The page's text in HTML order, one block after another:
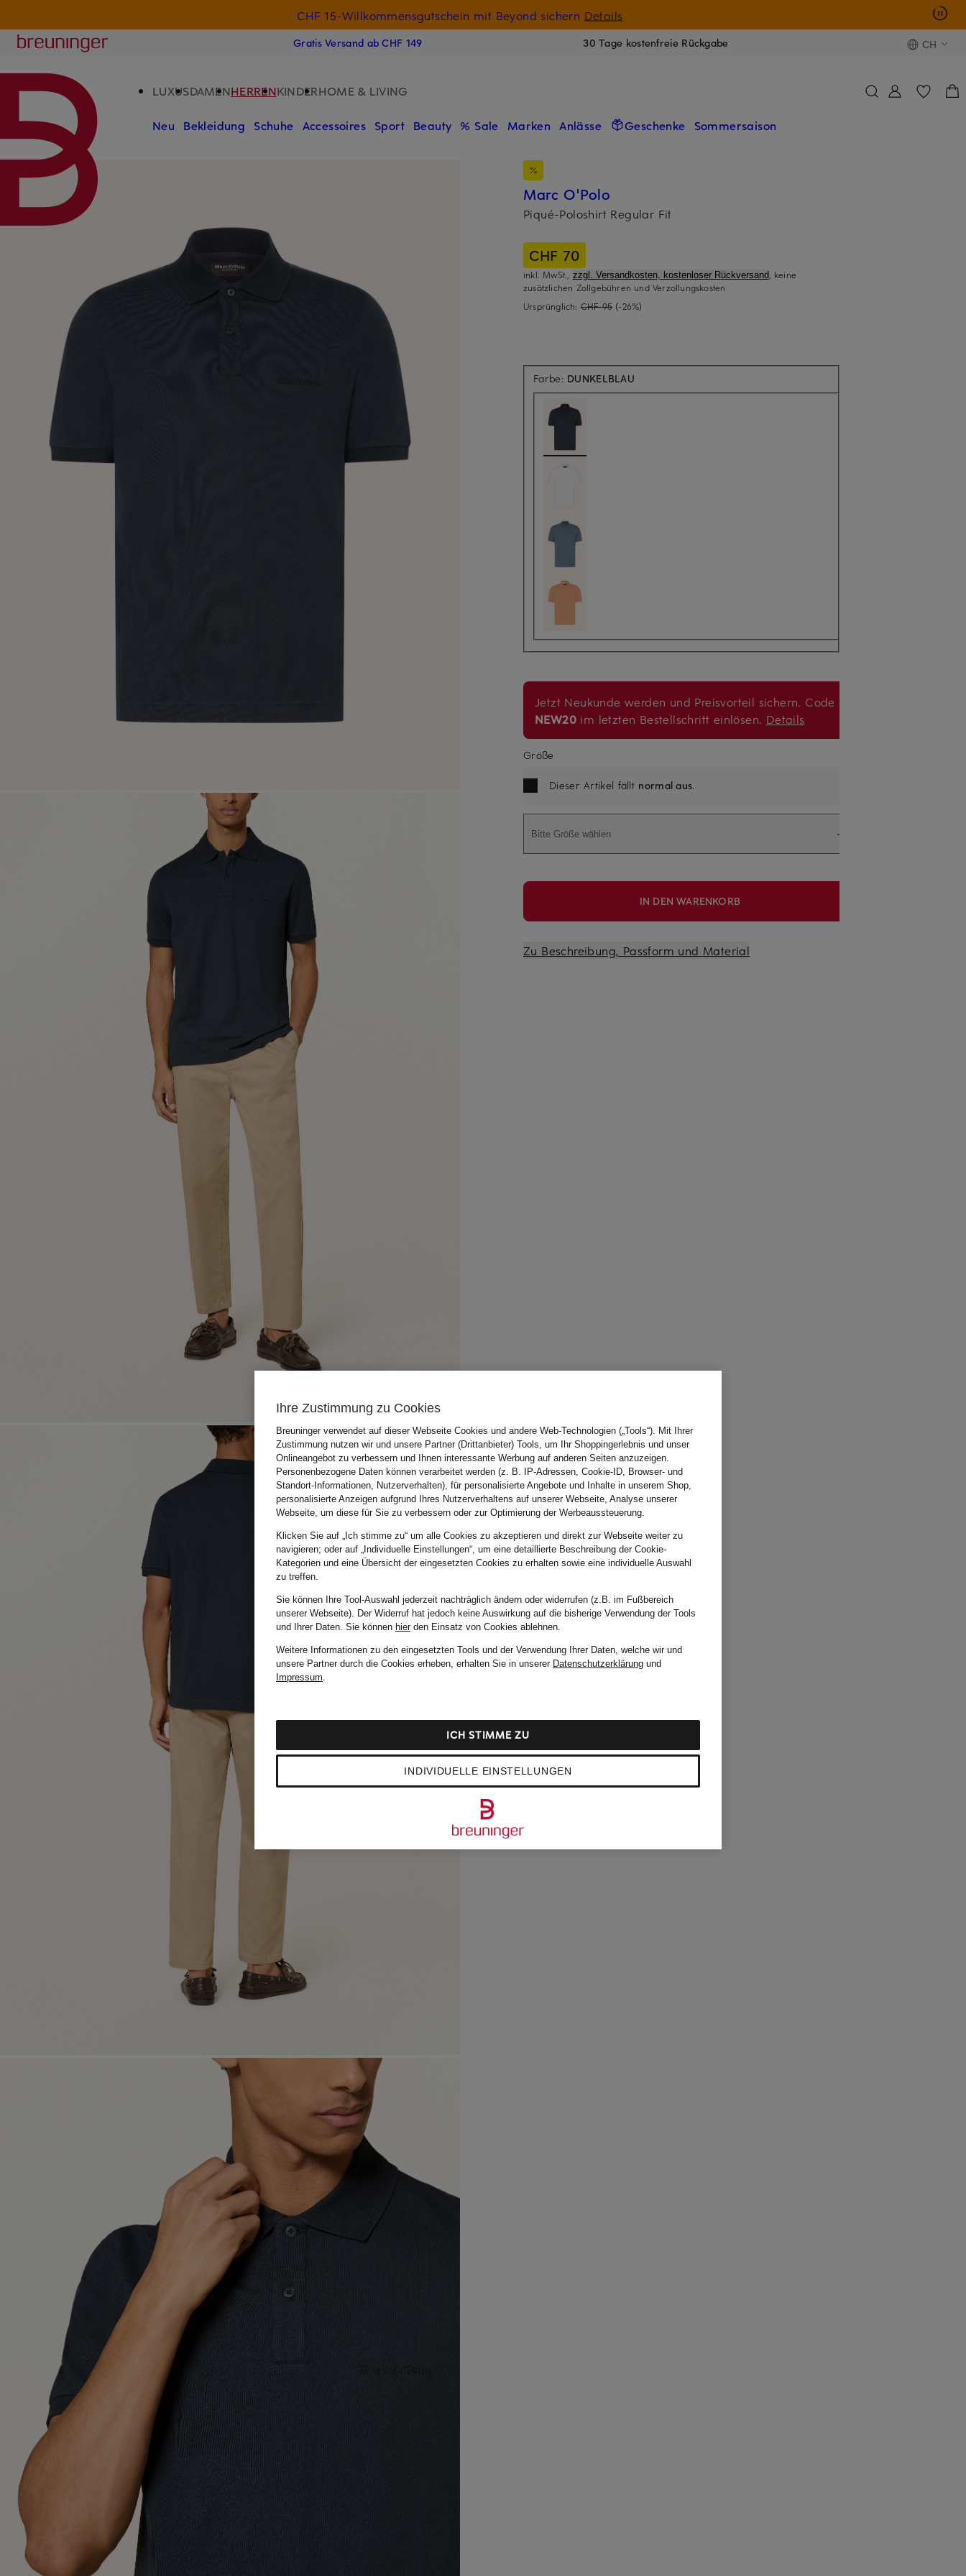
CHF 15-Willkommensgutschein mit Beyond sichern Details
Breuninger
Gratis Versand ab CHF 149 30 Tage kostenfreie Rückgabe CH
LUXUSDAMENHERRENKINDERHOME & LIVING
Neu Bekleidung Schuhe Accessoires Sport Beauty % Sale Marken Anlässe Geschenke Sommersaison
Marc O'Polo
Piqué-Poloshirt Regular Fit
CHF 70
inkl. MwSt., zzgl. Versandkosten, kostenloser Rückversand, keine
zusätzlichen Zollgebühren und Verzollungskosten
Ursprünglich: CHF 95 (-26%)
Farbe: DUNKELBLAU
Jetzt Neukunde werden und Preisvorteil sichern. Code
NEW20 im letzten Bestellschritt einlösen. Details
Größe
Dieser Artikel fällt normal aus.
Bitte Größe wählen
IN DEN WARENKORB
Zu Beschreibung, Passform und Material
Ihre Zustimmung zu Cookies
Breuninger verwendet auf dieser Webseite Cookies und andere Web-Technologien („Tools“). Mit Ihrer
Zustimmung nutzen wir und unsere Partner (Drittanbieter) Tools, um Ihr Shoppingerlebnis und unser
Onlineangebot zu verbessern und Ihnen interessante Werbung auf anderen Seiten anzuzeigen.
Personenbezogene Daten können verarbeitet werden (z. B. IP-Adressen, Cookie-ID, Browser- und
Standort-Informationen, Nutzerverhalten), für personalisierte Angebote und Inhalte in unserem Shop,
personalisierte Anzeigen aufgrund Ihres Nutzerverhaltens auf unserer Webseite, Analyse unserer
Webseite, um diese für Sie zu verbessern oder zur Optimierung der Werbeaussteuerung.
Klicken Sie auf „Ich stimme zu“ um alle Cookies zu akzeptieren und direkt zur Webseite weiter zu
navigieren; oder auf „Individuelle Einstellungen“, um eine detaillierte Beschreibung der Cookie-
Kategorien und eine Übersicht der eingesetzten Cookies zu erhalten sowie eine individuelle Auswahl
zu treffen.
Sie können Ihre Tool-Auswahl jederzeit nachträglich ändern oder widerrufen (z.B. im Fußbereich
unserer Webseite). Der Widerruf hat jedoch keine Auswirkung auf die bisherige Verwendung der Tools
und Ihrer Daten. Sie können hierden Einsatz von Cookies ablehnen.
Weitere Informationen zu den eingesetzten Tools und der Verwendung Ihrer Daten, welche wir und
unsere Partner durch die Cookies erheben, erhalten Sie in unserer Datenschutzerklärung und
Impressum.
INDIVIDUELLE EINSTELLUNGEN
ICH STIMME ZU